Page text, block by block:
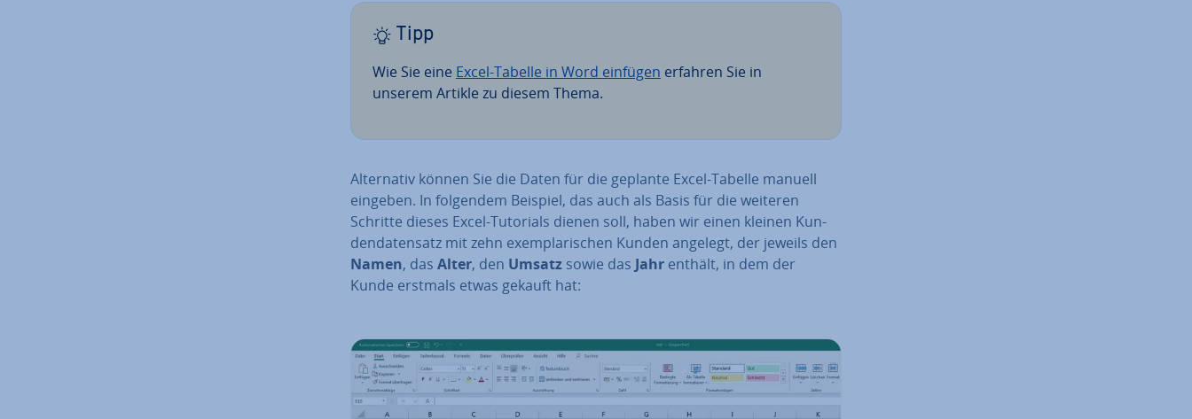
Tipp
Wie Sie eine Excel-Tabelle in Word einfügen erfahren Sie in
unserem Artikle zu diesem Thema.
Al­ter­na­tiv können Sie die Daten für die geplante Excel-Tabelle manuell
eingeben. In folgendem Beispiel, das auch als Basis für die weiteren
Schritte dieses Excel-Tutorials dienen soll, haben wir einen kleinen Kun­
den­da­ten­satz mit zehn ex­em­pla­ri­schen Kunden angelegt, der jeweils den
Namen, das Alter, den Umsatz sowie das Jahr enthält, in dem der
Kunde erstmals etwas gekauft hat: